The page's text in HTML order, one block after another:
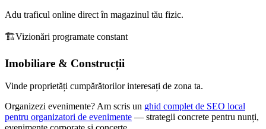
Adu traficul online direct în magazinul tău fizic.
🏗️Vizionări programate constant
Imobiliare & Construcții
Vinde proprietăți cumpărătorilor interesați de zona ta.
Organizezi evenimente? Am scris un ghid complet de SEO local
pentru organizatori de evenimente — strategii concrete pentru nunți,